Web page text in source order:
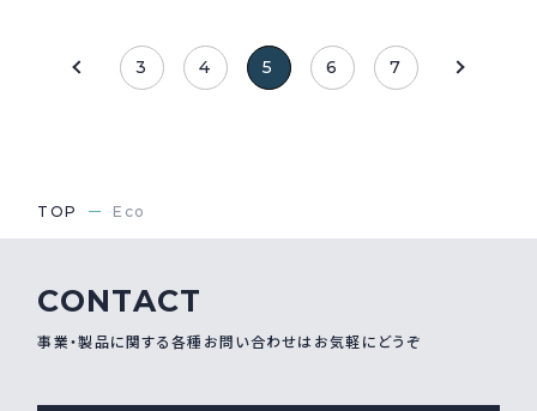
3 4 5 6 7
TOP Eco
CONTACT
事業・製品に関する各種お問い合わせはお気軽にどうぞ